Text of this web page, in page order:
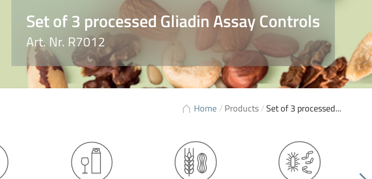
Set of 3 processed Gliadin Assay Controls
Art. Nr. R7012
Home /Products/Set of 3 processed...